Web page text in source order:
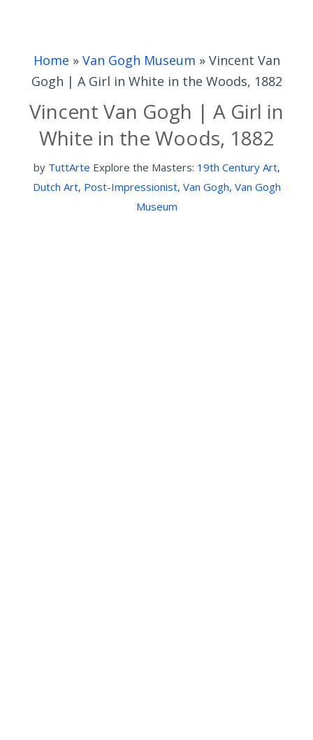
Home » Van Gogh Museum » Vincent Van
Gogh | A Girl in White in the Woods, 1882
Vincent Van Gogh | A Girl in
White in the Woods, 1882
by TuttArte Explore the Masters: 19th Century Art,
Dutch Art, Post-Impressionist, Van Gogh, Van Gogh
Museum